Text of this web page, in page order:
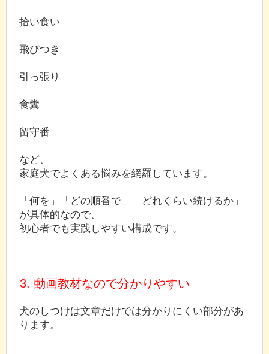
拾い食い
飛びつき
引っ張り
食糞
留守番
など、
家庭犬でよくある悩みを網羅しています。
「何を」「どの順番で」「どれくらい続けるか」
が具体的なので、
初心者でも実践しやすい構成です。
3. 動画教材なので分かりやすい
犬のしつけは文章だけでは分かりにくい部分があ
ります。